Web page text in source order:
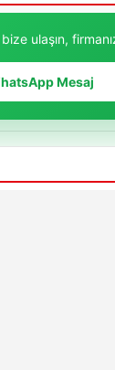
ulaşın,
Mesaj